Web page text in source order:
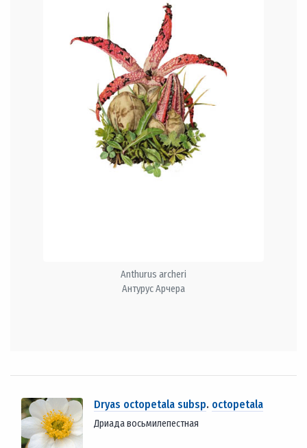
Anthurus archeri
Антурус Арчера
Dryas octopetala subsp. octopetala
Дриада восьмилепестная